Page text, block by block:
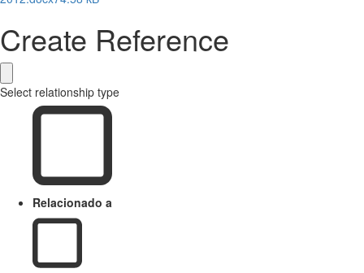
Create Reference
Select relationship type
Relacionado a